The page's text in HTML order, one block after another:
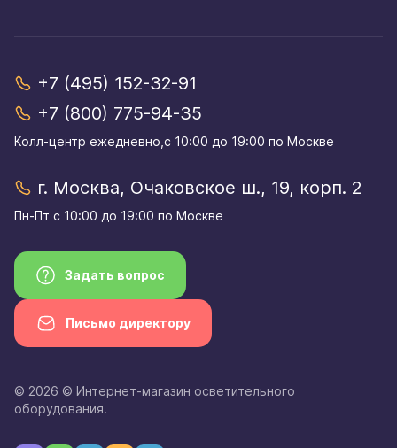
+7 (495) 152-32-91
+7 (800) 775-94-35
Колл-центр eжедневно,с 10:00 до 19:00 по Москве
г. Москва, Очаковское ш., 19, корп. 2
Пн-Пт с 10:00 до 19:00 по Москве
Задать вопрос
Письмо директору
© 2026 © Интернет-магазин осветительного
оборудования.